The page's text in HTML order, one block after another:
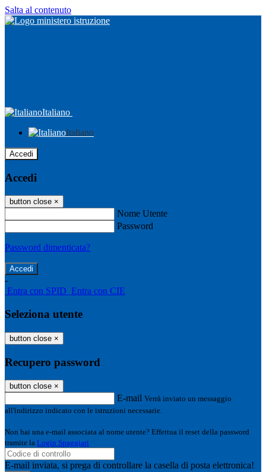
Salta al contenuto
Italiano
Italiano
Accedi
Accedi
button close ×
Nome Utente
Password
Password dimenticata?
-
Entra con SPID Entra con CIE
Seleziona utente
button close ×
Recupero password
button close ×
E-mail Verrà inviato un messaggio
all'indirizzo indicato con le istruzioni necessarie.
Non hai una e-mail associata al nome utente? Effettua il reset della password
tramite la Login Spaggiari
E-mail inviata, si prega di controllare la casella di posta elettronica!